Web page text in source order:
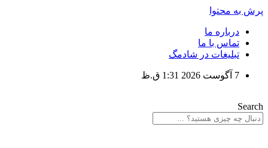
پرش به محتوا
درباره ما
تماس با ما
تبلیغات در شادمگ
7 آگوست 2026 1:31 ق.ظ
Search